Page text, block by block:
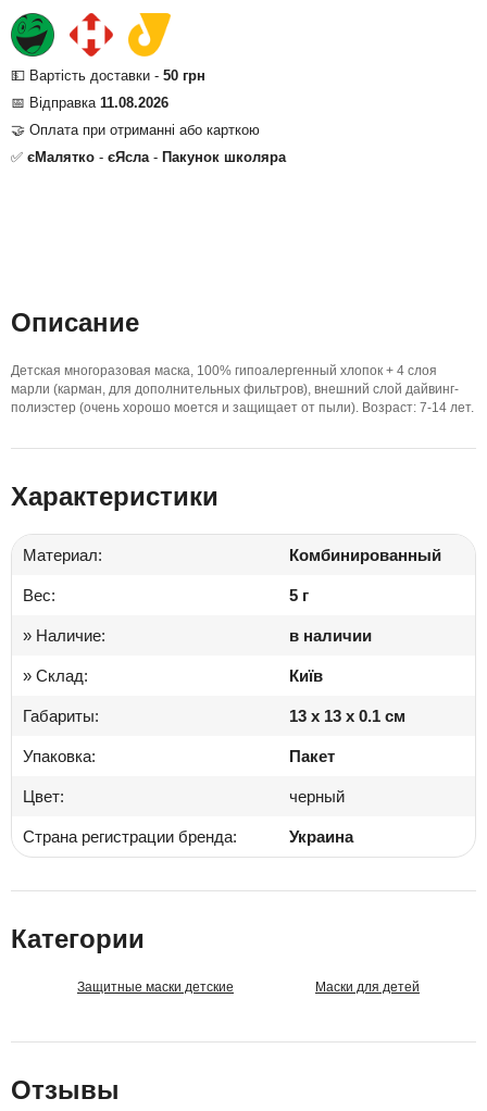
💵 Вартість доставки - 50 грн
📅 Відправка 11.08.2026
🤝 Оплата при отриманні або карткою
✅ єМалятко - єЯсла- Пакунок школяра
Описание
Детская многоразовая маска, 100% гипоалергенный хлопок + 4 слоя
марли (карман, для дополнительных фильтров), внешний слой дайвинг-
полиэстер (очень хорошо моется и защищает от пыли). Возраст: 7-14 лет.
Характеристики
Материал: Комбинированный
Вес: 5 г
» Наличие: в наличии
» Склад: Київ
Габариты: 13 x 13 x 0.1 см
Упаковка: Пакет
Цвет: черный
Страна регистрации бренда: Украина
Категории
Защитные маски детские Маски для детей
Отзывы